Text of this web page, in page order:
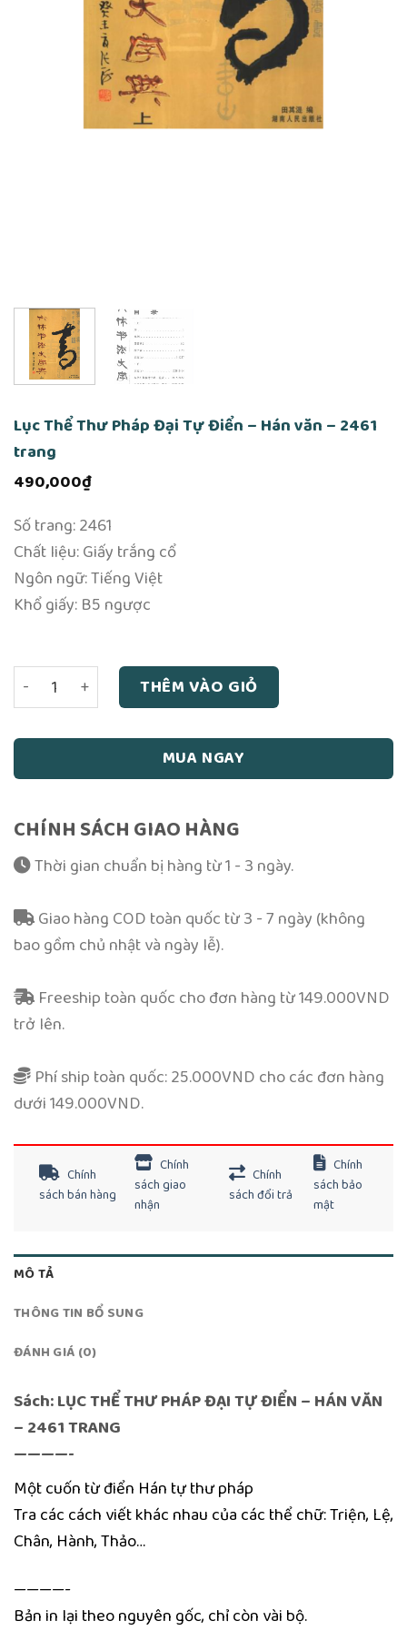
Lục Thể Thư Pháp Đại Tự Điển – Hán văn – 2461
trang
490,000₫
Số trang: 2461
Chất liệu: Giấy trắng cổ
Ngôn ngữ: Tiếng Việt
Khổ giấy: B5 ngược
Lục Thể Thư Pháp Đại Tự Điển - Hán văn - 2461 trang số
THÊM VÀO GIỎ
MUA NGAY
CHÍNH SÁCH GIAO HÀNG
Thời gian chuẩn bị hàng từ 1 - 3 ngày.
Giao hàng COD toàn quốc từ 3 - 7 ngày (không
bao gồm chủ nhật và ngày lễ).
Freeship toàn quốc cho đơn hàng từ 149.000VND
trở lên.
Phí ship toàn quốc: 25.000VND cho các đơn hàng
dưới 149.000VND.
Chính
sách bán hàng
Chính
sách giao
nhận
Chính
sách đổi trả
Chính
sách bảo
mật
MÔ TẢ
THÔNG TIN BỔ SUNG
ĐÁNH GIÁ (0)
Sách: LỤC THỂ THƯ PHÁP ĐẠI TỰ ĐIỂN – HÁN VĂN
– 2461 TRANG
————-
Một cuốn từ điển Hán tự thư pháp
Tra các cách viết khác nhau của các thể chữ: Triện, Lệ,
Chân, Hành, Thảo…
————-
Bản in lại theo nguyên gốc, chỉ còn vài bộ.